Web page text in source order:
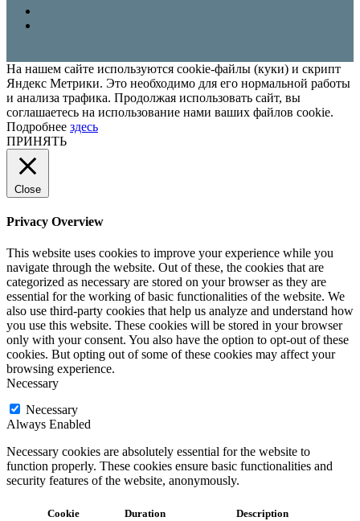
На нашем сайте используются cookie-файлы (куки) и скрипт
Яндекс Метрики. Это необходимо для его нормальной работы
и анализа трафика. Продолжая использовать сайт, вы
соглашаетесь на использование нами ваших файлов cookie.
Подробнее здесь
ПРИНЯТЬ
Close
Privacy Overview
This website uses cookies to improve your experience while you
navigate through the website. Out of these, the cookies that are
categorized as necessary are stored on your browser as they are
essential for the working of basic functionalities of the website. We
also use third-party cookies that help us analyze and understand how
you use this website. These cookies will be stored in your browser
only with your consent. You also have the option to opt-out of these
cookies. But opting out of some of these cookies may affect your
browsing experience.
Necessary
Necessary
Always Enabled
Necessary cookies are absolutely essential for the website to
function properly. These cookies ensure basic functionalities and
security features of the website, anonymously.
Cookie Duration Description